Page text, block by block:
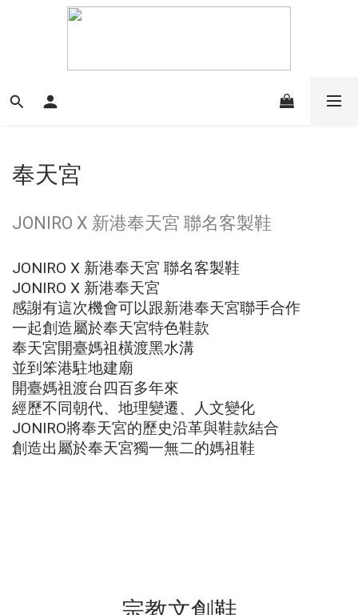
奉天宮
JONIRO X 新港奉天宮 聯名客製鞋
JONIRO X 新港奉天宮 聯名客製鞋
JONIRO X 新港奉天宮
感謝有這次機會可以跟新港奉天宮聯手合作
一起創造屬於奉天宮特色鞋款
奉天宮開臺媽祖橫渡黑水溝
並到笨港駐地建廟
開臺媽祖渡台四百多年來
經歷不同朝代、地理變遷、人文變化
JONIRO將奉天宮的歷史沿革與鞋款結合
創造出屬於奉天宮獨一無二的媽祖鞋